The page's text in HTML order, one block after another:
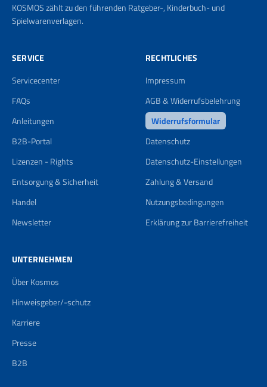
KOSMOS zählt zu den führenden Ratgeber-, Kinderbuch- und
Spielwarenverlagen.
SERVICE
Servicecenter
FAQs
Anleitungen
B2B-Portal
Lizenzen - Rights
Entsorgung & Sicherheit
Handel
Newsletter
RECHTLICHES
Impressum
AGB & Widerrufsbelehrung
Widerrufsformular
Datenschutz
Datenschutz-Einstellungen
Zahlung & Versand
Nutzungsbedingungen
Erklärung zur Barrierefreiheit
UNTERNEHMEN
Über Kosmos
Hinweisgeber/-schutz
Karriere
Presse
B2B